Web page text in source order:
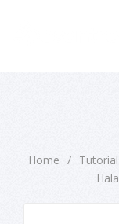
Home / Tutorial